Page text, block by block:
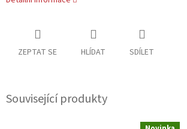
ZEPTAT SE HLÍDAT SDÍLET
Související produkty